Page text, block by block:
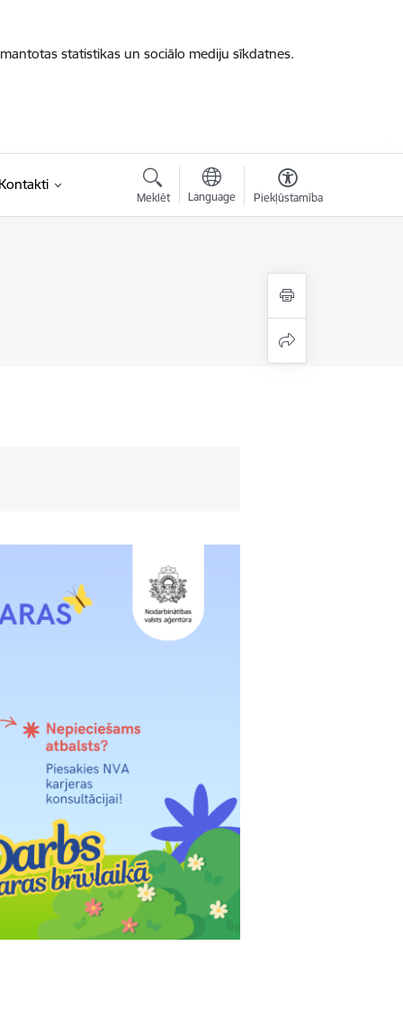
statistikas un sociālo mediju sīkdatnes.
Kontakti
Meklēt Language Piekļūstamība